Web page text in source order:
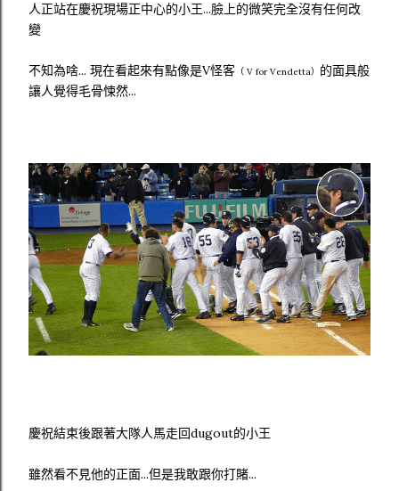
人正站在慶祝現場正中心的小王...臉上的微笑完全沒有任何改
變
不知為啥... 現在看起來有點像是V怪客 （ V for Vendetta） 的面具般
讓人覺得毛骨悚然...
慶祝結束後跟著大隊人馬走回dugout的小王
雖然看不見他的正面...但是我敢跟你打賭...